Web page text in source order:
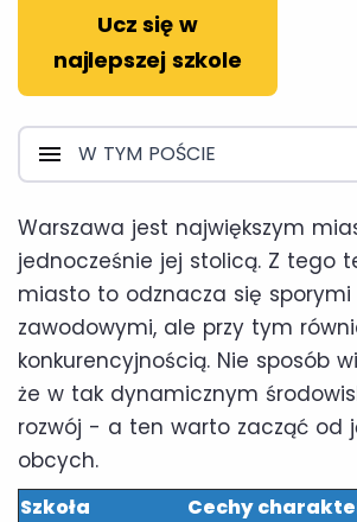
Ucz się w
najlepszej szkole
W TYM POŚCIE
Warszawa jest największym
jednocześnie jej stolicą. Z tego
miasto to odznacza się
zawodowymi, ale przy tym
konkurencyjnością. Nie sposób
że w tak dynamicznym
rozwój - a ten warto zacząć od
obcych.
Szkoła Cechy